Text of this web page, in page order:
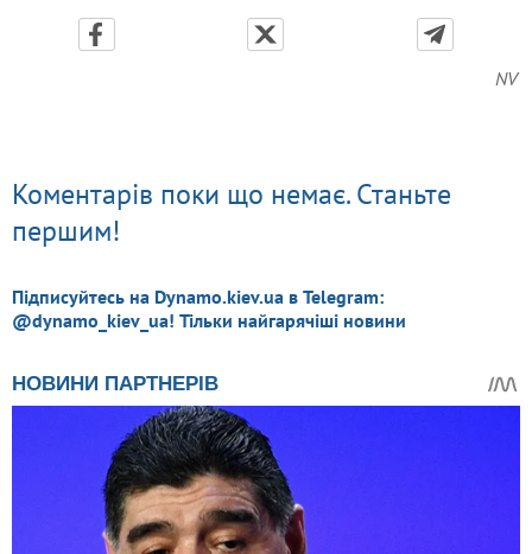
NV
Коментарів поки що немає. Станьте
першим!
Підписуйтесь на Dynamo.kiev.ua в Telegram:
@dynamo_kiev_ua! Тільки найгарячіші новини